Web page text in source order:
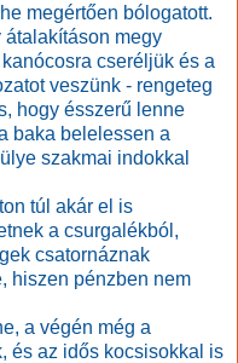
megértően bólogatott.
átalakításon megy
cseréljük és a
veszünk - rengeteg
hogy ésszerű lenne
baka belelessen a
szakmai indokkal
túl akár el is
a csurgalékból,
csatornáznak
hiszen pénzben nem
a végén még a
és az idős kocsisokkal is